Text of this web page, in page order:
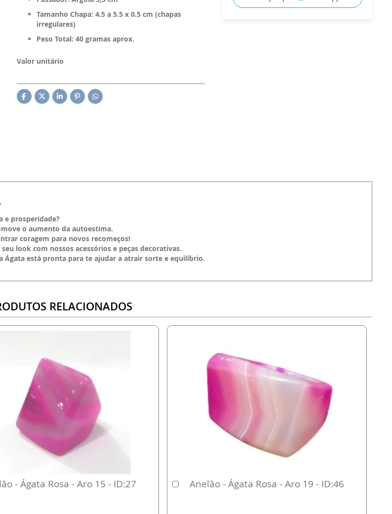
Tamanho Chapa: 4.5 a 5.5 x 0.5 cm (chapas
irregulares)
Peso Total: 40 gramas aprox.
Valor unitário
e prosperidade?
o aumento da autoestima.
coragem para novos recomeços!
look com nossos acessórios e peças decorativas.
Ágata está pronta para te ajudar a atrair sorte e equilíbrio.
RELACIONADOS
- Ágata Rosa - Aro 15 - ID:27 Anelão - Ágata Rosa - Aro 19 - ID:46
Comprar